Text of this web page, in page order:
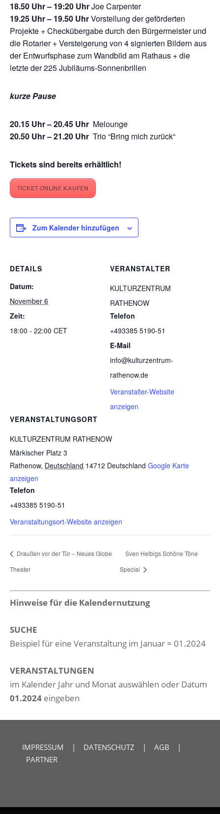
18.50 Uhr – 19:20 UhrJoe Carpenter
19.25 Uhr – 19.50 UhrVorstellung der geförderten
Projekte + Checkübergabe durch den Bürgermeister und
die Rotarier + Versteigerung von 4 signierten Bildern aus
der Entwurfsphase zum Wandbild am Rathaus + die
letzte der 225 Jubiläums-Sonnenbrillen
kurze Pause
20.15 Uhr – 20.45 Uhr Melounge
20.50 Uhr – 21.20 Uhr Trio “Bring mich zurück“
Tickets sind bereits erhältlich!
TICKET ONLINE KAUFEN
Zum Kalender hinzufügen
DETAILS
Datum:
November 6
Zeit:
18:00 - 22:00 CET
VERANSTALTUNGSORT
KULTURZENTRUM RATHENOW
Märkischer Platz 3
Rathenow, Deutschland 14712 Deutschland Google Karte
anzeigen
Telefon
+493385 5190-51
Veranstaltungsort-Website anzeigen
VERANSTALTER
KULTURZENTRUM
RATHENOW
Telefon
+493385 5190-51
E-Mail
info@kulturzentrum-
rathenow.de
Veranstalter-Website
anzeigen
Draußen vor der Tür – Neues Globe
Theater
Sven Helbigs Schöne Töne
Special
Hinweise für die Kalendernutzung
SUCHE
Beispiel für eine Veranstaltung im Januar = 01.2024
VERANSTALTUNGEN
im Kalender Jahr und Monat auswählen oder Datum
01.2024 eingeben
IMPRESSUM | DATENSCHUTZ | AGB |
PARTNER